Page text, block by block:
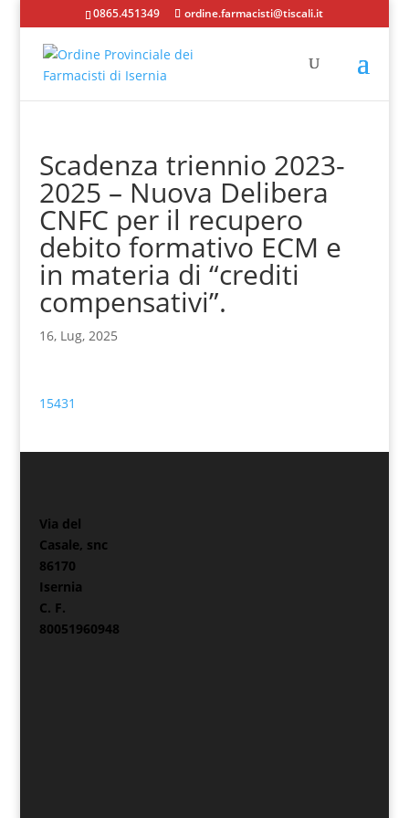
0865.451349 ordine.farmacisti@tiscali.it
Scadenza triennio 2023-
2025 – Nuova Delibera
CNFC per il recupero
debito formativo ECM e
in materia di “crediti
compensativi”.
16, Lug, 2025
15431
Via del
Casale, snc
86170
Isernia
C. F.
80051960948